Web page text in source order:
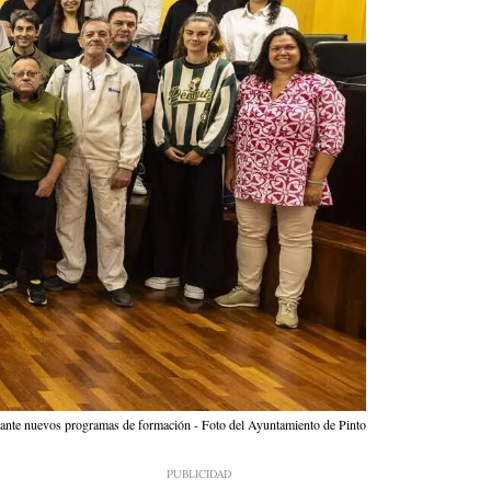
nuevos programas de formación - Foto del Ayuntamiento de Pinto